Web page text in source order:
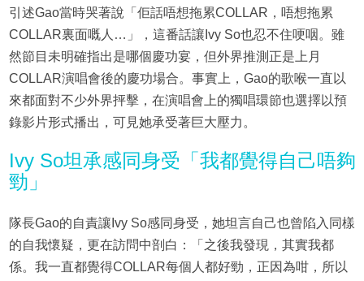
引述Gao當時哭著說「佢話唔想拖累COLLAR，唔想拖累
COLLAR裏面嘅人…」，這番話讓Ivy So也忍不住哽咽。雖
然節目未明確指出是哪個慶功宴，但外界推測正是上月
COLLAR演唱會後的慶功場合。事實上，Gao的歌喉一直以
來都面對不少外界抨擊，在演唱會上的獨唱環節也選擇以預
錄影片形式播出，可見她承受著巨大壓力。
Ivy So坦承感同身受「我都覺得自己唔夠
勁」
隊長Gao的自責讓Ivy So感同身受，她坦言自己也曾陷入同樣
的自我懷疑，更在訪問中剖白：「之後我發現，其實我都
係。我一直都覺得COLLAR每個人都好勁，正因為咁，所以